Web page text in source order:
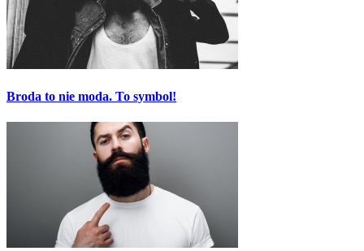
Broda to nie moda. To symbol!